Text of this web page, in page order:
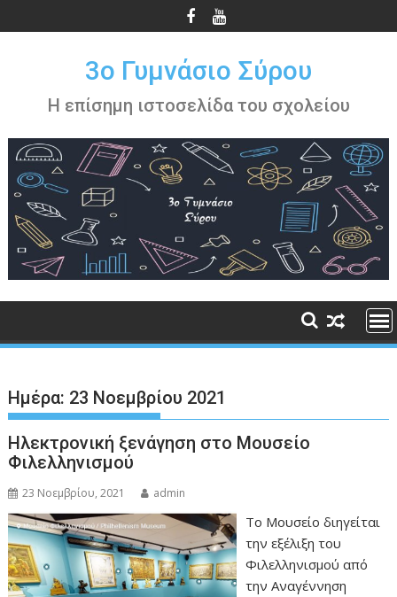
στο
3ο Γυμνάσιο Σύρου
Η επίσημη ιστοσελίδα του σχολείου
Ημέρα: 23 Νοεμβρίου 2021
Ηλεκτρονική ξενάγηση στο Μουσείο
Φιλελληνισμού
23 Νοεμβρίου, 2021 admin
Το Μουσείο διηγείται
την εξέλιξη του
Φιλελληνισμού από
την Αναγέννηση